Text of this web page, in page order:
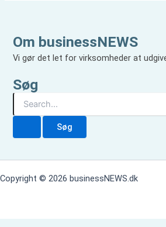
Om businessNEWS
Vi gør det let for virksomheder at
Søg
r
Copyright © 2026 businessNEWS.dk